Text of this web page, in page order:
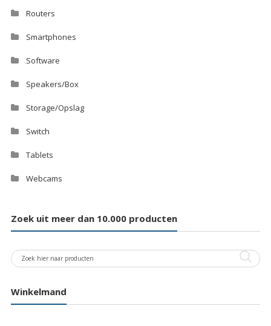
Routers
Smartphones
Software
Speakers/Box
Storage/Opslag
Switch
Tablets
Webcams
Zoek uit meer dan 10.000 producten
Winkelmand